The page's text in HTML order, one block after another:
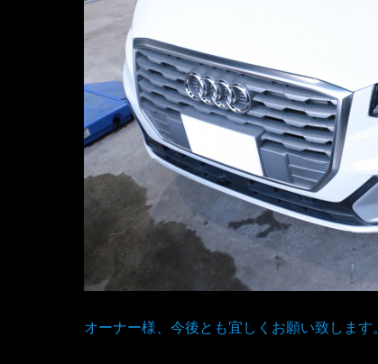
オーナー様、今後とも宜しくお願い致します。